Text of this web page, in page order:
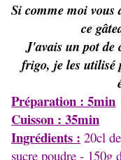
Si comme moi vous
ce
J'avais un pot de
frigo, je les utilisé
Préparation : 5min
Cuisson : 35min
Ingrédients : 20cl
sucre poudre - 150g